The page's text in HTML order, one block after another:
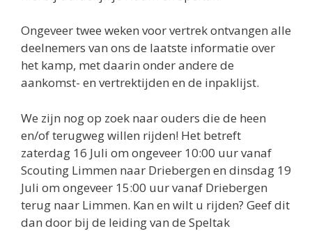
Ongeveer twee weken voor vertrek ontvangen alle
deelnemers van ons de laatste informatie over
het kamp, met daarin onder andere de
aankomst- en vertrektijden en de inpaklijst.
We zijn nog op zoek naar ouders die de heen
en/of terugweg willen rijden! Het betreft
zaterdag 16 Juli om ongeveer 10:00 uur vanaf
Scouting Limmen naar Driebergen en dinsdag 19
Juli om ongeveer 15:00 uur vanaf Driebergen
terug naar Limmen. Kan en wilt u rijden? Geef dit
dan door bij de leiding van de Speltak